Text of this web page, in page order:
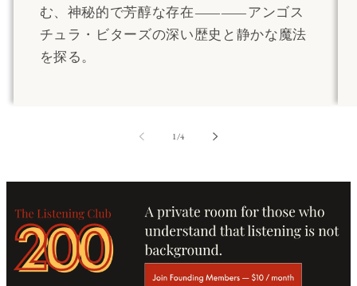
む、神秘的で芳醇な存在――アンゴス
チュラ・ビターズの深い歴史と静かな魔法
を探る。
1/の
4